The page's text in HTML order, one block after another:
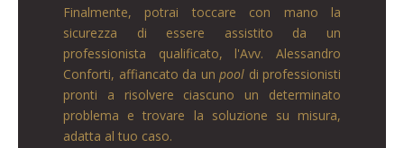
Finalmente, potrai toccare con mano la
sicurezza di essere assistito da un
professionista qualificato, l'Avv. Alessandro
Conforti, affiancato da un pool di professionisti
pronti a risolvere ciascuno un determinato
problema e trovare la soluzione su misura,
adatta al tuo caso.